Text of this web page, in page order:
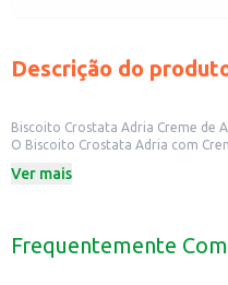
Descrição do
Biscoito Crostata Adria Creme de
O Biscoito Crostata Adria com
Dicas de Uso:
Ideal para incluir em cestas de
Ver mais
Frequentemente